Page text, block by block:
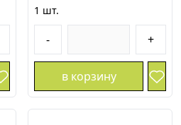
1 шт.
- +
в корзину